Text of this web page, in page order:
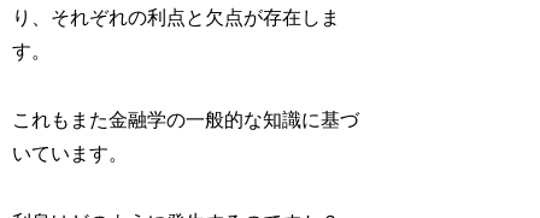
り、それぞれの利点と欠点が存在しま
す。
これもまた金融学の一般的な知識に基づ
いています。